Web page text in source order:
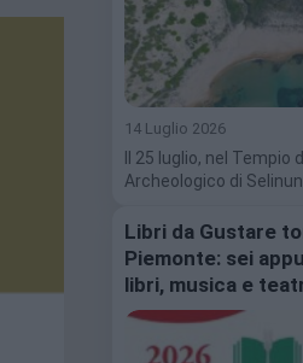
14 Luglio 2026
Il 25 luglio, nel Tempio
Archeologico di
Libri da Gustare
Piemonte: sei
libri, musica e